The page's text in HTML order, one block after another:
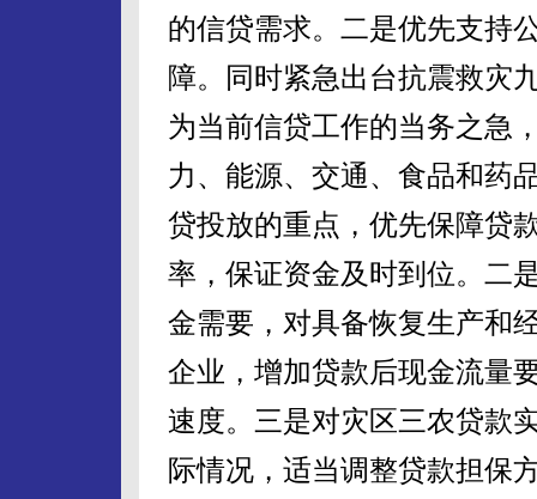
的信贷需求。二是优先支持
障。同时紧急出台抗震救灾
为当前信贷工作的当务之急
力、能源、交通、食品和药
贷投放的重点，优先保障贷
率，保证资金及时到位。二
金需要，对具备恢复生产和
企业，增加贷款后现金流量
速度。三是对灾区三农贷款
际情况，适当调整贷款担保